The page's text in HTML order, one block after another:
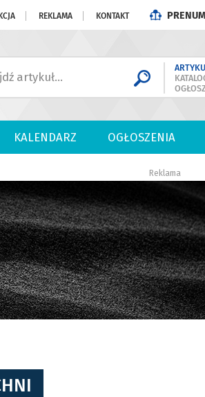
REKLAMA KONTAKT
KALENDARZ OGŁOSZENIA
Reklama